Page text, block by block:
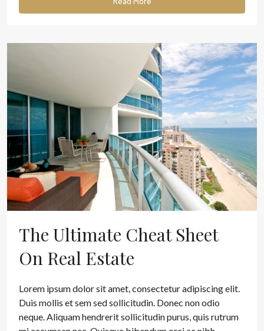
The Ultimate Cheat Sheet
On Real Estate
Lorem ipsum dolor sit amet, consectetur adipiscing elit.
Duis mollis et sem sed sollicitudin. Donec non odio
neque. Aliquam hendrerit sollicitudin purus, quis rutrum